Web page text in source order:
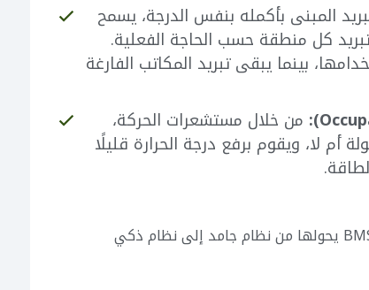
المبنى بأكمله بنفس الدرجة، يسمح
كل منطقة حسب الحاجة الفعلية.
بينما يبقى تبريد المكاتب الفارغة
من خلال مستشعرات الحركة،
أم لا، ويقوم برفع درجة الحرارة قليلًا
تمثل الإضاءة جزءًا كبيرًا من فاتورة الكهرباء. نظام BMS يحولها من نظام جامد إلى نظام ذكي